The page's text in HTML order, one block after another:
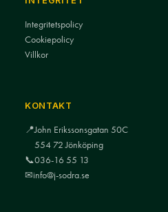
Integritetspolicy
Cookiepolicy
Villkor
KONTAKT
📍John Erikssonsgatan 50C
554 72 Jönköping
📞036-16 55 13
✉info@j-sodra.se